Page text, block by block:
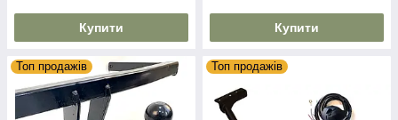
Купити Купити
Топ продажів Топ продажів